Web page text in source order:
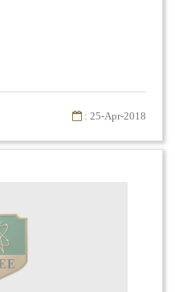
: 25-Apr-2018